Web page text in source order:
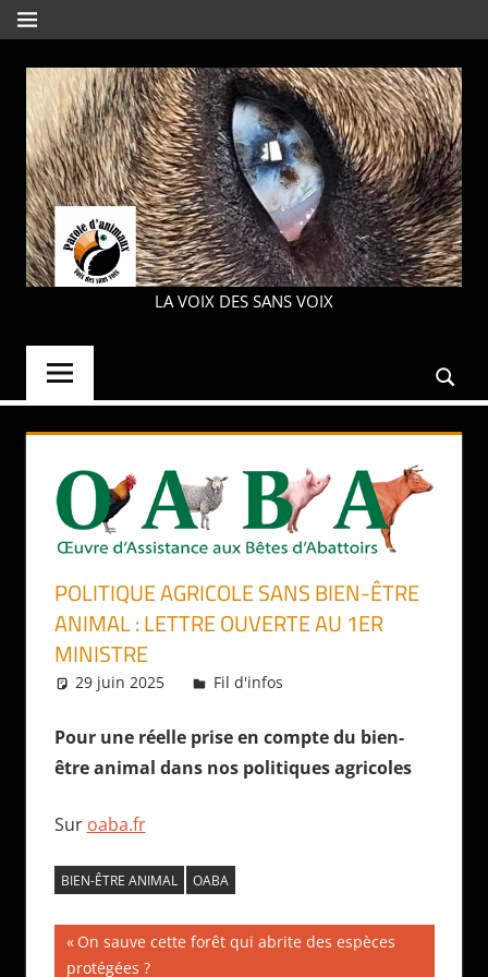
Aller
au
contenu
MENU
PAROLE
LA VOIX DES SANS VOIX
POLITIQUE AGRICOLE SANS BIEN-ÊTRE
ANIMAL : LETTRE OUVERTE AU 1ER
MINISTRE
29 juin 2025 Daniel
Fil d'infos
Pour une réelle prise en compte du bien-
être animal dans nos politiques agricoles
Sur oaba.fr
BIEN-ÊTRE ANIMAL OABA
Navigation
Publication
précédente :
On sauve cette forêt qui abrite des espèces
protégées ?